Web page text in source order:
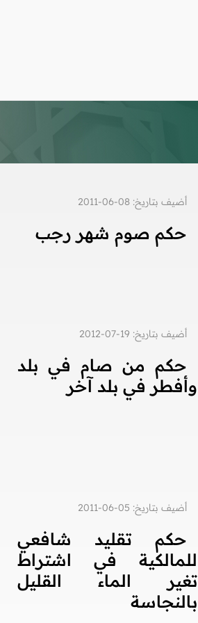
أضيف بتاريخ: 08-06-2011
حكم صوم شهر رجب
أضيف بتاريخ: 19-07-2012
حكم من صام في بلد
وأفطر في بلد آخر
أضيف بتاريخ: 05-06-2011
حكم تقليد شافعي
للمالكية في اشتراط
تغير الماء القليل
بالنجاسة